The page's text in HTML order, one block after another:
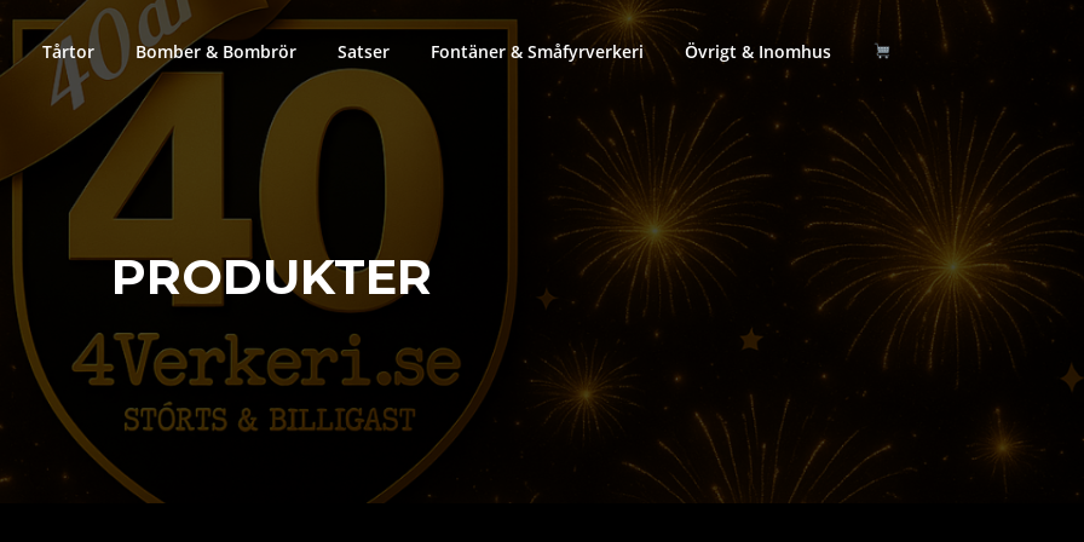
Tårtor Bomber & Bombrör Satser Fontäner & Småfyrverkeri Övrigt & Inomhus
PRODUKTER